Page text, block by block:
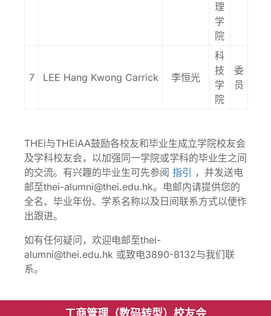
理
学
院
7 LEE Hang Kwong Carrick 李恒光
科
技
学
院
委
员
THEi与THEiAA鼓励各校友和毕业生成立学院校友会
及学科校友会，以加强同一学院或学科的毕业生之间
的交流。有兴趣的毕业生可先参阅 指引
，并发送电
邮至thei-alumni@thei.edu.hk。电邮内请提供您的
全名、毕业年份、学系名称以及日间联系方式以便作
出跟进。
如有任何疑问，欢迎电邮至thei-
alumni@thei.edu.hk 或致电3890-8132与我们联
系。
工商管理（数码转型）校友会